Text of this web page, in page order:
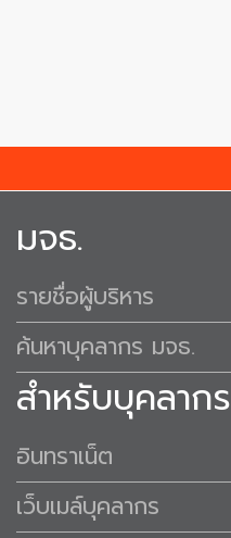
มจธ.
รายชื่อผู้บริหาร
ค้นหาบุคลากร มจธ.
สำหรับบุคลากร
อินทราเน็ต
เว็บเมล์บุคลากร